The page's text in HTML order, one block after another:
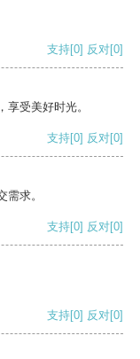
支持[0] 反对[0]
受美好时光。
支持[0] 反对[0]
求。
支持[0] 反对[0]
支持[0] 反对[0]